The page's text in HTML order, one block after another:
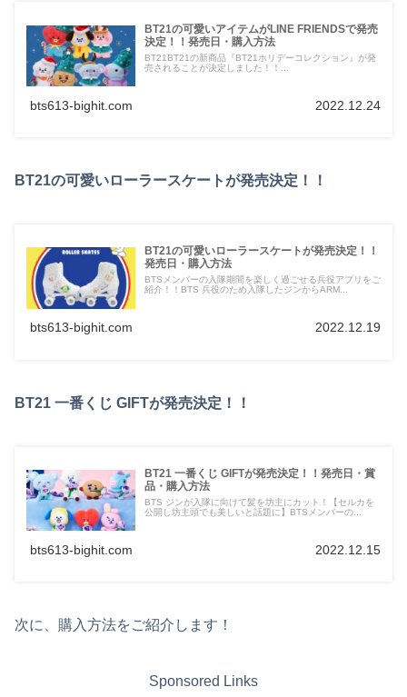
BT21の可愛いアイテムがLINE FRIENDSで発売
決定！！発売日・購入方法
BT21BT21の新商品『BT21ホリデーコレクション』が発
売されることが決定しました！！...
bts613-bighit.com 2022.12.24
BT21の可愛いローラースケートが発売決定！！
BT21の可愛いローラースケートが発売決定！！
発売日・購入方法
BTSメンバーの入隊期間を楽しく過ごせる兵役アプリをご
紹介！！BTS 兵役のため入隊したジンからARM...
bts613-bighit.com 2022.12.19
BT21 一番くじ GIFTが発売決定！！
BT21 一番くじ GIFTが発売決定！！発売日・賞
品・購入方法
BTS ジンが入隊に向けて髪を坊主にカット！【セルカを
公開し坊主頭でも美しいと話題に】BTSメンバーの...
bts613-bighit.com 2022.12.15
次に、購入方法をご紹介します！
Sponsored Links